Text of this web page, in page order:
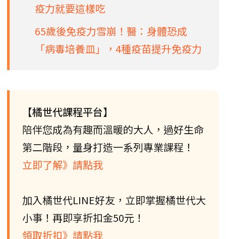
疫力就要這樣吃
65歲後免疫力雪崩！醫：身體恐成
「病毒培養皿」，4種疫苗提升免疫力
【橘世代課程平台】
陪伴您成為有趣而溫暖的大人，過好生命
第二階段，量身打造一系列專業課程！
立即了解》請點我
加入橘世代LINE好友，立即掌握橘世代大
小事！再即享折扣金50元！
領取折扣》請點我